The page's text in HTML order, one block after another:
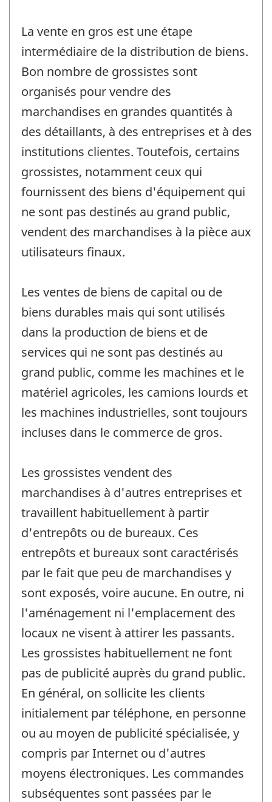
La vente en gros est une étape
intermédiaire de la distribution de biens.
Bon nombre de grossistes sont
organisés pour vendre des
marchandises en grandes quantités à
des détaillants, à des entreprises et à des
institutions clientes. Toutefois, certains
grossistes, notamment ceux qui
fournissent des biens d'équipement qui
ne sont pas destinés au grand public,
vendent des marchandises à la pièce aux
utilisateurs finaux.
Les ventes de biens de capital ou de
biens durables mais qui sont utilisés
dans la production de biens et de
services qui ne sont pas destinés au
grand public, comme les machines et le
matériel agricoles, les camions lourds et
les machines industrielles, sont toujours
incluses dans le commerce de gros.
Les grossistes vendent des
marchandises à d'autres entreprises et
travaillent habituellement à partir
d'entrepôts ou de bureaux. Ces
entrepôts et bureaux sont caractérisés
par le fait que peu de marchandises y
sont exposés, voire aucune. En outre, ni
l'aménagement ni l'emplacement des
locaux ne visent à attirer les passants.
Les grossistes habituellement ne font
pas de publicité auprès du grand public.
En général, on sollicite les clients
initialement par téléphone, en personne
ou au moyen de publicité spécialisée, y
compris par Internet ou d'autres
moyens électroniques. Les commandes
subséquentes sont passées par le